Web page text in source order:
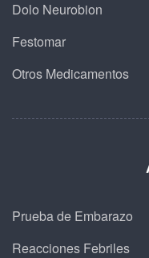
Dolo Neurobion
Festomar
Otros Medicamentos
Prueba de Embarazo
Reacciones Febriles